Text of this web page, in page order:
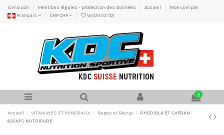
Livraison Mentions légales - protection des données Accueil
Mon compte
Français
CHF CHF Wishlist (0)
0
Accueil VITAMINES ET MINERAUX Repos et Récup
RHODIOLA ET SAFRAN
60CAPS NUTRIPURE